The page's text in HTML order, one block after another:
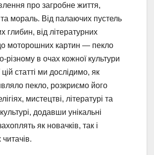
про загробне життя,
мораль. Від палаючих пустель
глибин, від літературних
моторошних картин — пекло
різному в очах кожної культури
статті ми дослідимо, як
пекло, розкриємо його
мистецтві, літературі та
додавши унікальні
як новачків, так і